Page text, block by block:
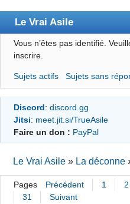
Le Vrai Asile
Accueil
Forum
Membres
Règles
S’inscrire
Connexion
Vous n’êtes pas identifié.
inscrire.
Sujets actifs Sujets sans
Discord: discord.gg
Jitsi: meet.jit.si/TrueAsile
Faire un don : PayPal
Le Vrai Asile » La déconne
Pages Précédent 1 2
31
Suivant